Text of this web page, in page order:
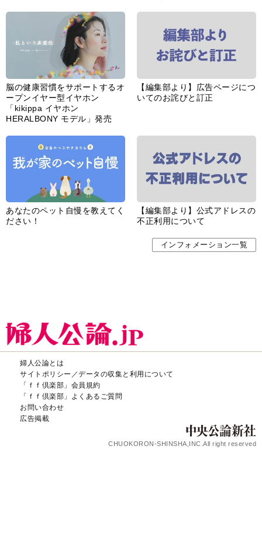
脳の健康習慣をサポートするオ
ープンイヤー型イヤホン
「kikippa イヤホン
HERALBONY モデル」発売
【編集部より】広告ページにつ
いてのお詫びと訂正
あなたのペット自慢を教えてく
ださい！
【編集部より】公式アドレスの
不正利用について
インフォメーション一覧
婦人公論とは
サイトポリシー／データの収集と利用について
「ｆｆ倶楽部」会員規約
「ｆｆ倶楽部」よくあるご質問
お問い合わせ
広告掲載
CHUOKORON-SHINSHA,INC.All right reserved